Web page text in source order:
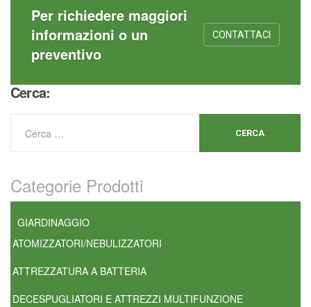
Per richiedere maggiori
informazioni o un
preventivo
CONTATTACI
Cerca:
Categorie Prodotti
GIARDINAGGIO
ATOMIZZATORI/NEBULIZZATORI
ATTREZZATURA A BATTERIA
DECESPUGLIATORI E ATTREZZI MULTIFUNZIONE